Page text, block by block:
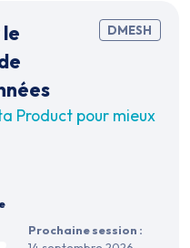
DMESH
Product pour mieux
Prochaine session :